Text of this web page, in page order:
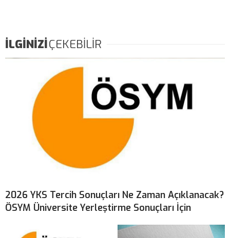
İLGİNİZİÇEKEBİLİR
2026 YKS Tercih Sonuçları Ne Zaman Açıklanacak?
ÖSYM Üniversite Yerleştirme Sonuçları İçin